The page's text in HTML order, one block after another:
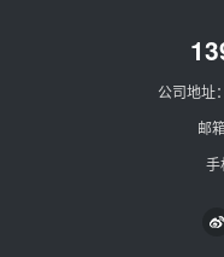
公司地址
邮